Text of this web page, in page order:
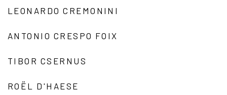
LEONARDO CREMONINI
ANTONIO CRESPO FOIX
TIBOR CSERNUS
ROËL D'HAESE